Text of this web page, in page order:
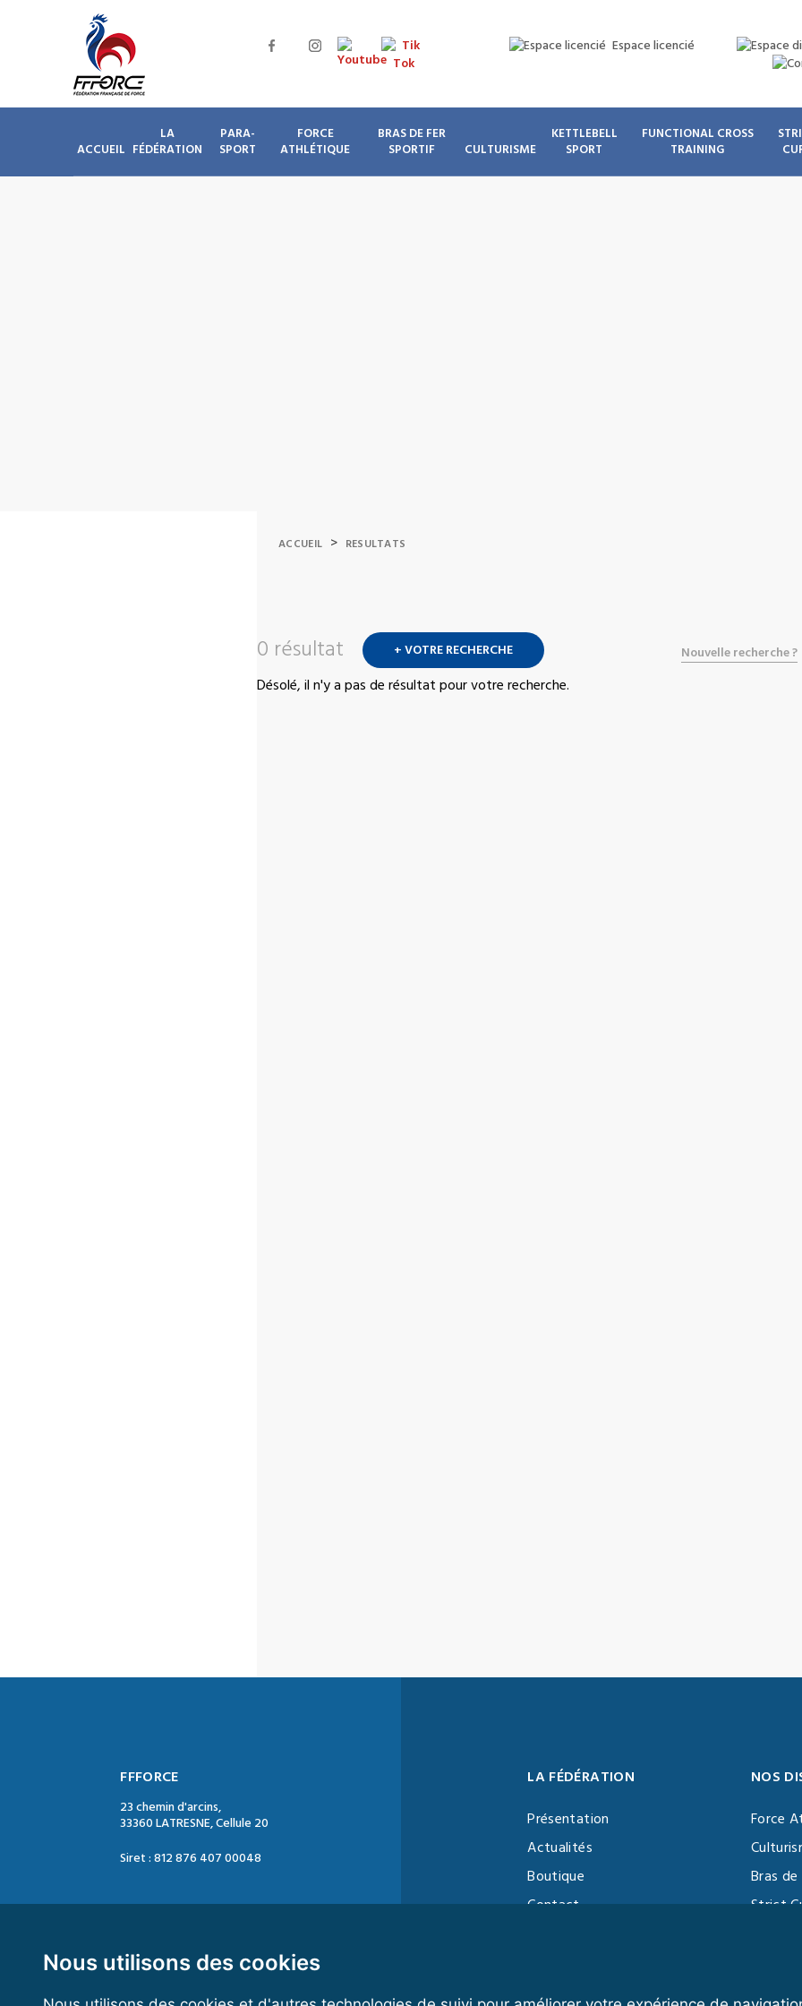
Nous utilisons des cookies
Espace licencié
ACCUEIL
LA
FÉDÉRATION
PARA-
SPORT
FORCE
ATHLÉTIQUE
BRAS DE FER
SPORTIF
CULTURISME
KETTLEBELL
SPORT
FUNCTIONAL CROSS
TRAINING
ACCUEIL > RESULTATS
0 résultat + VOTRE RECHERCHE Nouvelle recherche ?
Désolé, il n'y a pas de résultat pour votre recherche.
FFFORCE
23 chemin d'arcins,
33360 LATRESNE, Cellule 20
Siret : 812 876 407 00048
Mail : contact@ffforce.fr
LA FÉDÉRATION
Présentation
Actualités
Boutique
Contact
NOS
Force
Bras
Strict